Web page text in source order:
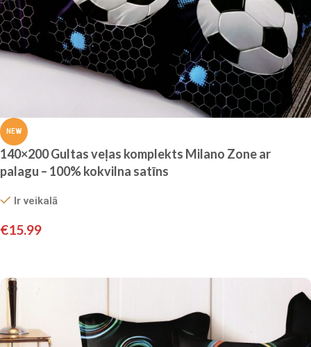
NEW
140×200 Gultas veļas komplekts Milano Zone ar
palagu – 100% kokvilna satīns
Ir veikalā
€15.99